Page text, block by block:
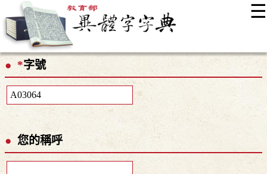
☰
最新消息
EN
*字號
您的稱呼